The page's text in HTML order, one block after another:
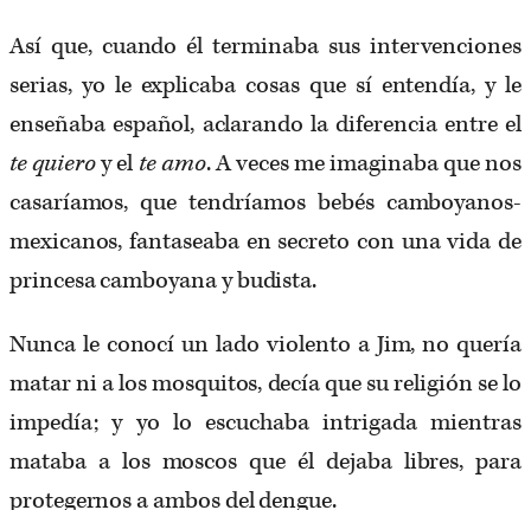
Así que, cuando él terminaba sus intervenciones
serias, yo le explicaba cosas que sí entendía, y le
enseñaba español, aclarando la diferencia entre el
te quieroy el te amo. A veces me imaginaba que nos
casaríamos, que tendríamos bebés camboyanos-
mexicanos, fantaseaba en secreto con una vida de
princesa camboyana y budista.
Nunca le conocí un lado violento a Jim, no quería
matar ni a los mosquitos, decía que su religión se lo
impedía; y yo lo escuchaba intrigada mientras
mataba a los moscos que él dejaba libres, para
protegernos a ambos del dengue.